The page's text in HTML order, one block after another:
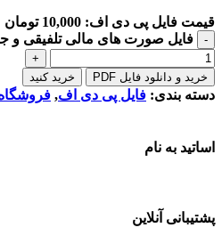
قیمت فایل پی دی اف: 10,000 تومان
- فایل صورت های مالی تلفیقی و
+
خرید و دانلود فایل PDF
خرید کنید
دسته بندی: فایل پی دی اف,
اساتید به نام
پشتیبانی آنلاین